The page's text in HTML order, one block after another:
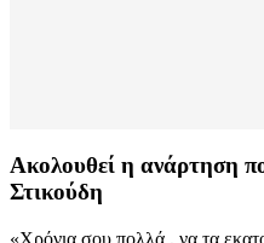
Ακολουθεί η ανάρτηση
Στικούδη
«Χρόνια σου πολλά , να τα